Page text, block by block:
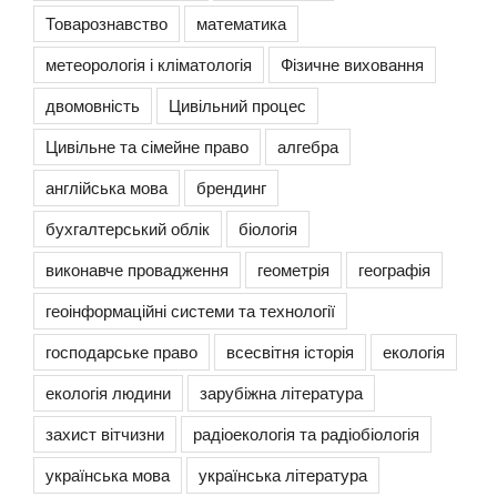
Товарознавство
математика
метеорологія і кліматологія
Фізичне виховання
двомовність
Цивільний процес
Цивільне та сімейне право
алгебра
англійська мова
брендинг
бухгалтерський облік
біологія
виконавче провадження
геометрія
географія
геоінформаційні системи та технології
господарське право
всесвітня історія
екологія
екологія людини
зарубіжна література
захист вітчизни
радіоекологія та радіобіологія
українська мова
українська література